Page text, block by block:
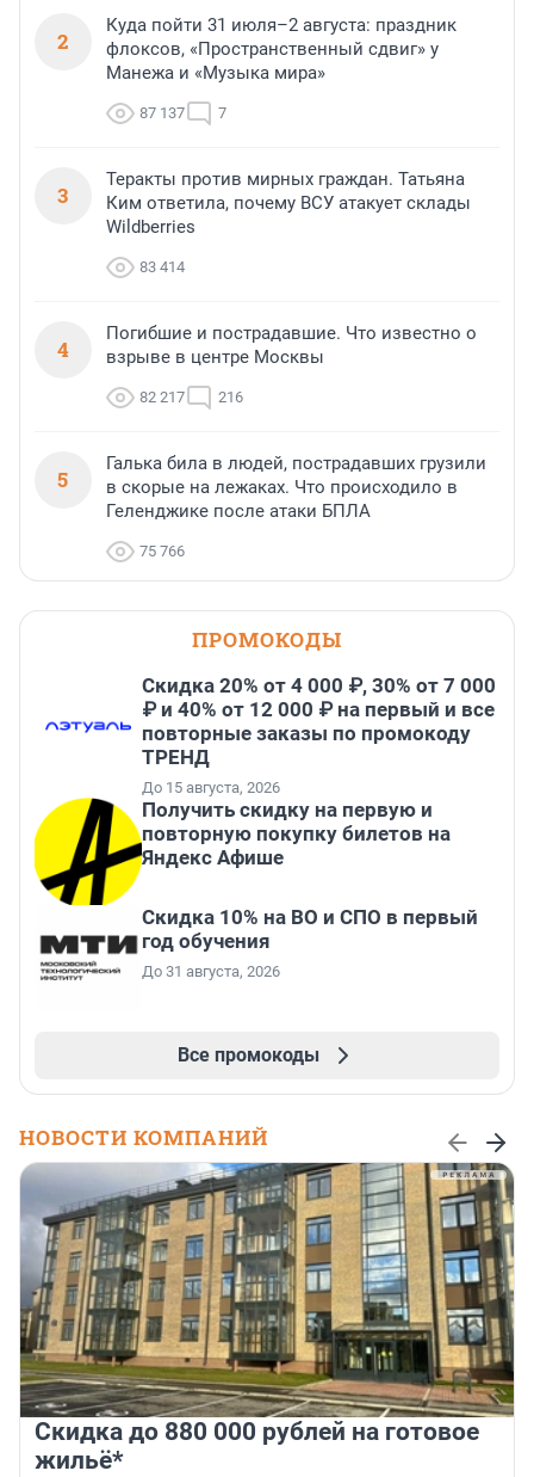
2
Куда пойти 31 июля–2 августа: праздник
флоксов, «Пространственный сдвиг» у
Манежа и «Музыка мира»
87 137 7
3
Теракты против мирных граждан. Татьяна
Ким ответила, почему ВСУ атакует склады
Wildberries
83 414
4
Погибшие и пострадавшие. Что известно о
взрыве в центре Москвы
82 217 216
5
Галька била в людей, пострадавших грузили
в скорые на лежаках. Что происходило в
Геленджике после атаки БПЛА
75 766
ПРОМОКОДЫ
Скидка 20% от 4 000 ₽, 30% от 7 000
₽ и 40% от 12 000 ₽ на первый и все
повторные заказы по промокоду
ТРЕНД
До 15 августа, 2026
Получить скидку на первую и
повторную покупку билетов на
Яндекс Афише
Скидка 10% на ВО и СПО в первый
год обучения
До 31 августа, 2026
Все промокоды
НОВОСТИ КОМПАНИЙ
Скидка до 880 000 рублей на готовое
жильё*